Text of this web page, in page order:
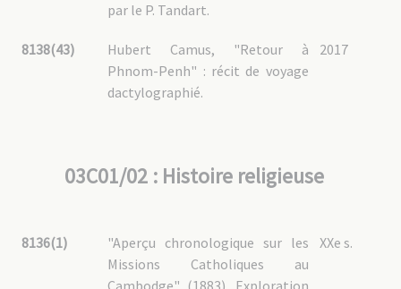
par le P. Tandart.
8138(43) 2017
Hubert Camus, "Retour à
Phnom-Penh" : récit de voyage
dactylographié.
03C01/02 : Histoire religieuse
8136(1) XXe s.
"Aperçu chronologique sur les
Missions Catholiques au
Cambodge" (1883), Exploration